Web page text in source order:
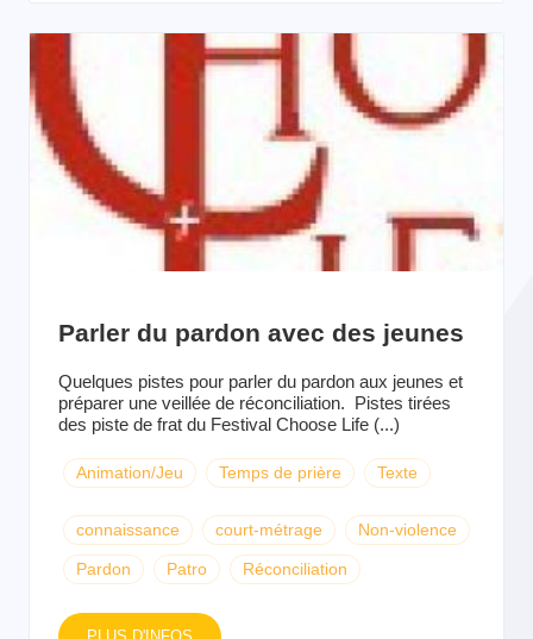
Parler du pardon avec des jeunes
Quelques pistes pour parler du pardon aux jeunes et
préparer une veillée de réconciliation. Pistes tirées
des piste de frat du Festival Choose Life (...)
Animation/Jeu Temps de prière Texte
connaissance court-métrage Non-violence
Pardon Patro Réconciliation